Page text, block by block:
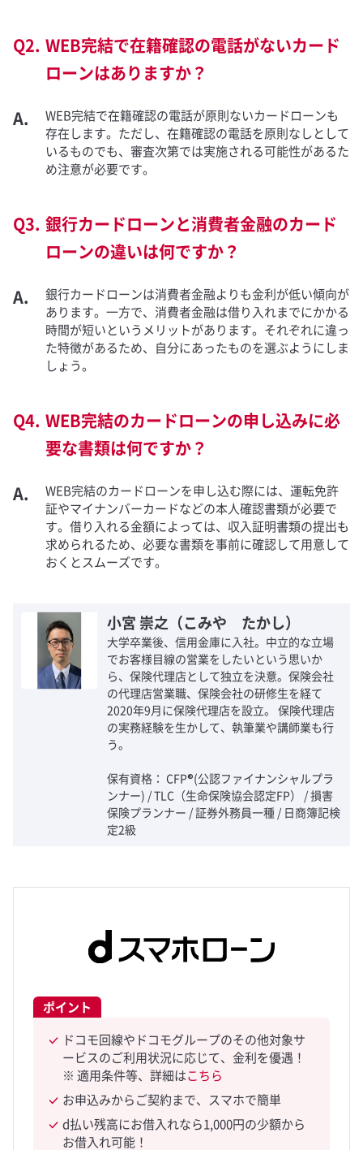
WEB完結で在籍確認の電話がないカード
ローンはありますか？
WEB完結で在籍確認の電話が原則ないカードローンも
存在します。ただし、在籍確認の電話を原則なしとして
いるものでも、審査次第では実施される可能性があるた
め注意が必要です。
銀行カードローンと消費者金融のカード
ローンの違いは何ですか？
銀行カードローンは消費者金融よりも金利が低い傾向が
あります。一方で、消費者金融は借り入れまでにかかる
時間が短いというメリットがあります。それぞれに違っ
た特徴があるため、自分にあったものを選ぶようにしま
しょう。
WEB完結のカードローンの申し込みに必
要な書類は何ですか？
WEB完結のカードローンを申し込む際には、運転免許
証やマイナンバーカードなどの本人確認書類が必要で
す。借り入れる金額によっては、収入証明書類の提出も
求められるため、必要な書類を事前に確認して用意して
おくとスムーズです。
小宮 崇之（こみや たかし）
大学卒業後、信用金庫に入社。中立的な立場
でお客様目線の営業をしたいという思いか
ら、保険代理店として独立を決意。保険会社
の代理店営業職、保険会社の研修生を経て
2020年9月に保険代理店を設立。 保険代理店
の実務経験を生かして、執筆業や講師業も行
う。
保有資格： CFP®(公認ファイナンシャルプラ
ンナー) / TLC（生命保険協会認定FP） / 損害
保険プランナー / 証券外務員一種 / 日商簿記検
定2級
ポイント
ドコモ回線やドコモグループのその他対象サ
ービスのご利用状況に応じて、金利を優遇！
※ 適用条件等、詳細はこちら
お申込みからご契約まで、スマホで簡単
d払い残高にお借入れなら1,000円の少額から
お借入れ可能！